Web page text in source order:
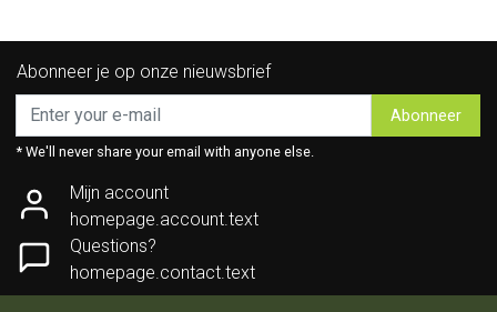
Abonneer je op onze nieuwsbrief
Abonneer
* We'll never share your email with anyone else.
Mijn account
homepage.account.text
Questions?
homepage.contact.text